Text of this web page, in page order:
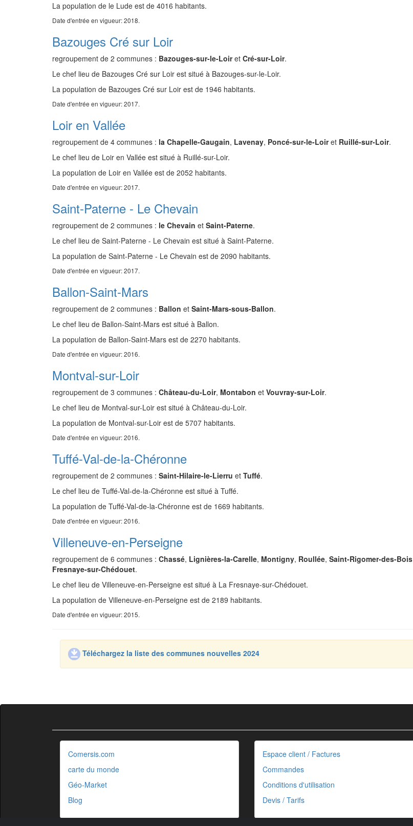
La population de le Lude est de 4016 habitants.
Date d'entrée en vigueur: 2018.
Bazouges Cré sur Loir
regroupement de 2 communes : Bazouges-sur-le-Loiret Cré-sur-Loir.
Le chef lieu de Bazouges Cré sur Loir est situé à Bazouges-sur-le-Loir.
La population de Bazouges Cré sur Loir est de 1946 habitants.
Date d'entrée en vigueur: 2017.
Loir en Vallée
regroupement de 4 communes : la Chapelle-Gaugain, Lavenay, Poncé-sur-le-Loiret Ruillé-sur-Loir.
Le chef lieu de Loir en Vallée est situé à Ruillé-sur-Loir.
La population de Loir en Vallée est de 2052 habitants.
Date d'entrée en vigueur: 2017.
Saint-Paterne - Le Chevain
regroupement de 2 communes : le Chevain et Saint-Paterne.
Le chef lieu de Saint-Paterne - Le Chevain est situé à Saint-Paterne.
La population de Saint-Paterne - Le Chevain est de 2090 habitants.
Date d'entrée en vigueur: 2017.
Ballon-Saint-Mars
regroupement de 2 communes : Ballon et Saint-Mars-sous-Ballon.
Le chef lieu de Ballon-Saint-Mars est situé à Ballon.
La population de Ballon-Saint-Mars est de 2270 habitants.
Date d'entrée en vigueur: 2016.
Montval-sur-Loir
regroupement de 3 communes : Château-du-Loir, Montabon et Vouvray-sur-Loir.
Le chef lieu de Montval-sur-Loir est situé à Château-du-Loir.
La population de Montval-sur-Loir est de 5707 habitants.
Date d'entrée en vigueur: 2016.
Tuffé-Val-de-la-Chéronne
regroupement de 2 communes : Saint-Hilaire-le-Lierru et Tuffé.
Le chef lieu de Tuffé-Val-de-la-Chéronne est situé à Tuffé.
La population de Tuffé-Val-de-la-Chéronne est de 1669 habitants.
Date d'entrée en vigueur: 2016.
Villeneuve-en-Perseigne
regroupement de 6 communes : Chassé, Lignières-la-Carelle, Montigny, Roullée, Saint-Rigomer-des-Bois
Fresnaye-sur-Chédouet.
Le chef lieu de Villeneuve-en-Perseigne est situé à La Fresnaye-sur-Chédouet.
La population de Villeneuve-en-Perseigne est de 2189 habitants.
Date d'entrée en vigueur: 2015.
Téléchargez la liste des communes nouvelles 2024
Comersis.com
carte du monde
Géo-Market
Blog
Espace client / Factures
Commandes
Conditions d'utilisation
Devis / Tarifs